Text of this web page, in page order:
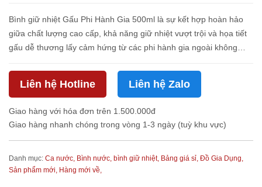
Bình giữ nhiệt Gấu Phi Hành Gia 500ml là sự kết hợp hoàn hảo
giữa chất lượng cao cấp, khả năng giữ nhiệt vượt trội và họa tiết
gấu dễ thương lấy cảm hứng từ các phi hành gia ngoài không
Liên hệ Hotline Liên hệ Zalo
Giao hàng với hóa đơn trên 1.500.000đ
Giao hàng nhanh chóng trong vòng 1-3 ngày (tuỳ khu vực)
Danh mục: Ca nước, Bình nước, bình giữ nhiệt, Bảng giá sỉ, Đồ Gia Dụng,
Sản phẩm mới, Hàng mới về,